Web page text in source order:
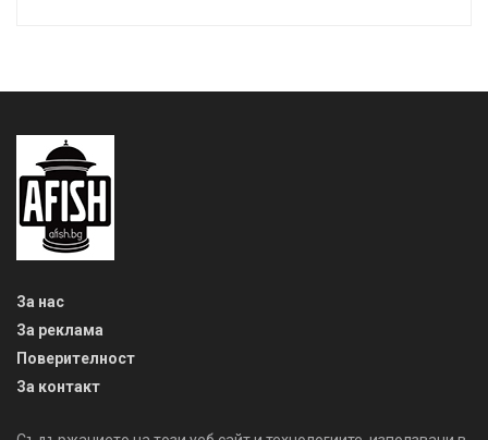
За нас
За реклама
Поверителност
За контакт